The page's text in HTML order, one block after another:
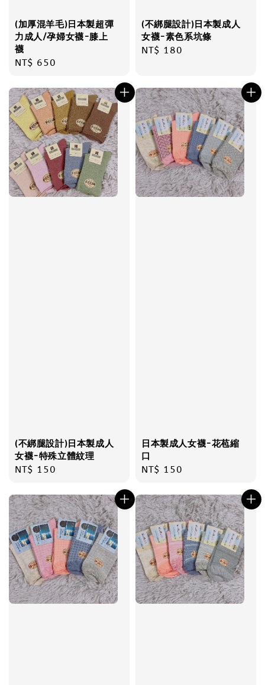
(加厚混羊毛)日本製超彈
力成人/孕婦女襪-膝上
襪
Regular
NT$ 650
(不綁腿設計)日本製成人
女襪-素色系坑條
Regular
NT$ 180
(不綁腿設計)日本製成人
女襪-特殊立體紋理
Regular
NT$ 150
日本製成人女襪-花苞縮
口
Regular
NT$ 150